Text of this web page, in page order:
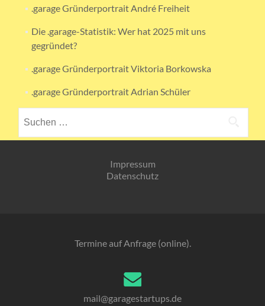
.garage Gründerportrait André Freiheit
Die .garage-Statistik: Wer hat 2025 mit uns
gegründet?
.garage Gründerportrait Viktoria Borkowska
.garage Gründerportrait Adrian Schüler
nach:
Impressum
Datenschutz
Termine auf Anfrage (online).
mail@garagestartups.de